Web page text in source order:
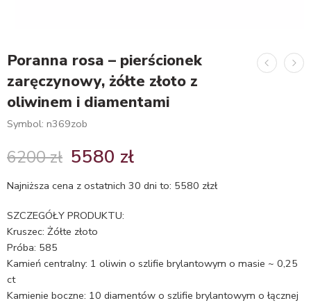
Poranna rosa – pierścionek
zaręczynowy, żółte złoto z
oliwinem i diamentami
Symbol: n369zob
6200zł 5580 zł
Najniższa cena z ostatnich 30 dni to: 5580 złzł
SZCZEGÓŁY PRODUKTU:
Kruszec: Żółte złoto
Próba: 585
Kamień centralny: 1 oliwin o szlifie brylantowym o masie ~ 0,25
ct
Kamienie boczne: 10 diamentów o szlifie brylantowym o łącznej